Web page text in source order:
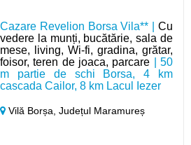
Cazare Revelion Borsa Vila** | Cu
vedere la munți, bucătărie, sala de
mese, living, Wi-fi, gradina, grătar,
foisor, teren de joaca, parcare | 50
m partie de schi Borsa, 4 km
cascada Cailor, 8 km Lacul Iezer
Vilă Borșa,Județul Maramureș